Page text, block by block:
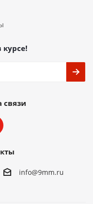
курсе!
связи
info@9mm.ru